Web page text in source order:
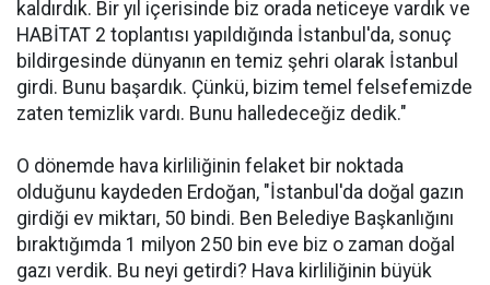
kaldırdık. Bir yıl içerisinde biz orada neticeye vardık ve
HABİTAT 2 toplantısı yapıldığında İstanbul'da, sonuç
bildirgesinde dünyanın en temiz şehri olarak İstanbul
girdi. Bunu başardık. Çünkü, bizim temel felsefemizde
zaten temizlik vardı. Bunu halledeceğiz dedik."
O dönemde hava kirliliğinin felaket bir noktada
olduğunu kaydeden Erdoğan, "İstanbul'da doğal gazın
girdiği ev miktarı, 50 bindi. Ben Belediye Başkanlığını
bıraktığımda 1 milyon 250 bin eve biz o zaman doğal
gazı verdik. Bu neyi getirdi? Hava kirliliğinin büyük